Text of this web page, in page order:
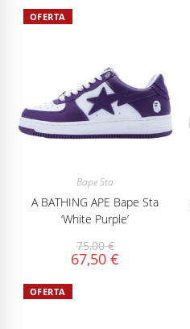
OFERTA
Bape Sta
A BATHING APE Bape Sta
‘White Purple’
75,00€
67,50€
OFERTA